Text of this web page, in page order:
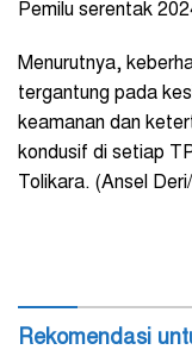
Pemilu serentak
Menurutnya,
tergantung pada
keamanan dan
kondusif di setiap
Tolikara. (Ansel
Rekomendasi